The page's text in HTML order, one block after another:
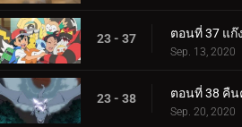
23 - 37 ตอนที่ 37 แก๊
Sep. 13, 2020
23 - 38 ตอนที่ 38 คื
Sep. 20, 2020